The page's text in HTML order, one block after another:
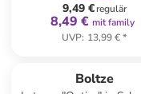
9,49 €regulär
8,49 € mit family
UVP: 13,99 €*
Boltze